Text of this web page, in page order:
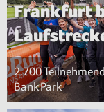
Frankfurt
2.700
Bank Park